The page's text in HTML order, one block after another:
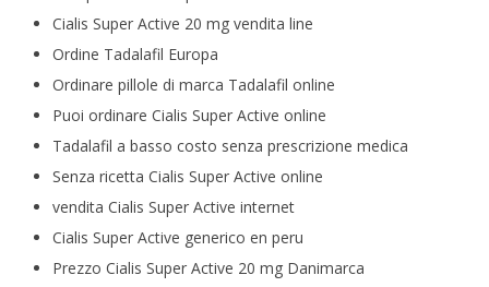
Cialis Super Active 20 mg vendita line
Ordine Tadalafil Europa
Ordinare pillole di marca Tadalafil online
Puoi ordinare Cialis Super Active online
Tadalafil a basso costo senza prescrizione medica
Senza ricetta Cialis Super Active online
vendita Cialis Super Active internet
Cialis Super Active generico en peru
Prezzo Cialis Super Active 20 mg Danimarca